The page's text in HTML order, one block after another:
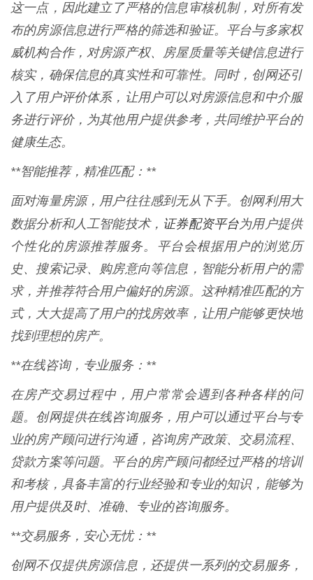
这一点，因此建立了严格的信息审核机制，对所有发
布的房源信息进行严格的筛选和验证。平台与多家权
威机构合作，对房源产权、房屋质量等关键信息进行
核实，确保信息的真实性和可靠性。同时，创网还引
入了用户评价体系，让用户可以对房源信息和中介服
务进行评价，为其他用户提供参考，共同维护平台的
健康生态。
**智能推荐，精准匹配：**
面对海量房源，用户往往感到无从下手。创网利用大
数据分析和人工智能技术， 证券配资平台为用户提供
个性化的房源推荐服务。平台会根据用户的浏览历
史、搜索记录、购房意向等信息，智能分析用户的需
求，并推荐符合用户偏好的房源。这种精准匹配的方
式，大大提高了用户的找房效率，让用户能够更快地
找到理想的房产。
**在线咨询，专业服务：**
在房产交易过程中，用户常常会遇到各种各样的问
题。创网提供在线咨询服务，用户可以通过平台与专
业的房产顾问进行沟通，咨询房产政策、交易流程、
贷款方案等问题。平台的房产顾问都经过严格的培训
和考核，具备丰富的行业经验和专业的知识，能够为
用户提供及时、准确、专业的咨询服务。
**交易服务，安心无忧：**
创网不仅提供房源信息，还提供一系列的交易服务，